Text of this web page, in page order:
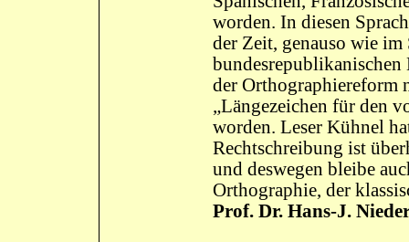
worden. In diesen
der Zeit, genauso wie
bundesrepublikanischen
der Orthographiereform
„Längezeichen für den
worden. Leser Kühnel
Rechtschreibung ist
und deswegen bleibe
Orthographie, der
Prof. Dr. Hans-J.